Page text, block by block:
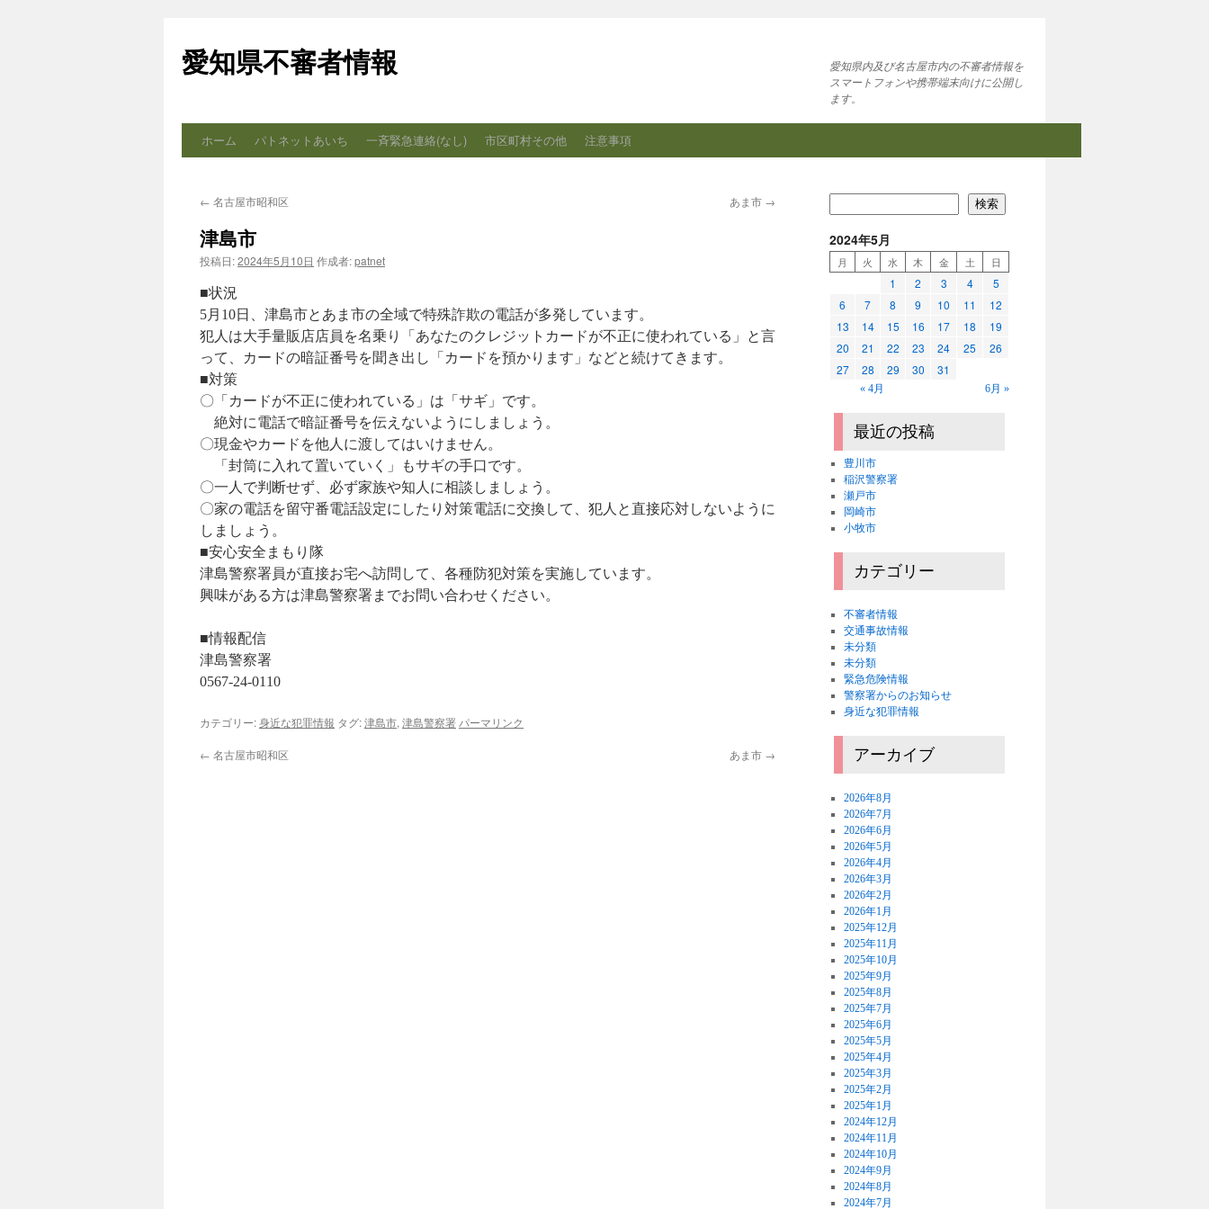
テ
ン
ス
ッ
愛知県不審者情報
愛知県内及び名古屋市内の不審者情報を
スマートフォンや携帯端末向けに公開し
ます。
ホーム パトネットあいち 一斉緊急連絡(なし) 市区町村その他 注意事項
← 名古屋市昭和区 あま市 →
津島市
投稿日:2024年5月10日 作成者:patnet
■状況
5月10日、津島市とあま市の全域で特殊詐欺の電話が多発しています。
犯人は大手量販店店員を名乗り「あなたのクレジットカードが不正に使われている」と言
って、カードの暗証番号を聞き出し「カードを預かります」などと続けてきます。
■対策
〇「カードが不正に使われている」は「サギ」です。
絶対に電話で暗証番号を伝えないようにしましょう。
〇現金やカードを他人に渡してはいけません。
「封筒に入れて置いていく」もサギの手口です。
〇一人で判断せず、必ず家族や知人に相談しましょう。
〇家の電話を留守番電話設定にしたり対策電話に交換して、犯人と直接応対しないように
しましょう。
■安心安全まもり隊
津島警察署員が直接お宅へ訪問して、各種防犯対策を実施しています。
興味がある方は津島警察署までお問い合わせください。
■情報配信
津島警察署
0567-24-0110
カテゴリー:身近な犯罪情報 タグ:津島市, 津島警察署 パーマリンク
← 名古屋市昭和区 あま市 →
検索
2024年5月
月 火 水 木 金 土 日
1 2 3 4
5
6
7 8 9 10 11
12
13
14 15 16 17 18
19
20
21 22 23 24 25
26
27
28 29 30 31
« 4月 6月 »
最近の投稿
豊川市
稲沢警察署
瀬戸市
岡崎市
小牧市
カテゴリー
不審者情報
交通事故情報
未分類
未分類
緊急危険情報
警察署からのお知らせ
身近な犯罪情報
アーカイブ
2026年8月
2026年7月
2026年6月
2026年5月
2026年4月
2026年3月
2026年2月
2026年1月
2025年12月
2025年11月
2025年10月
2025年9月
2025年8月
2025年7月
2025年6月
2025年5月
2025年4月
2025年3月
2025年2月
2025年1月
2024年12月
2024年11月
2024年10月
2024年9月
2024年8月
2024年7月